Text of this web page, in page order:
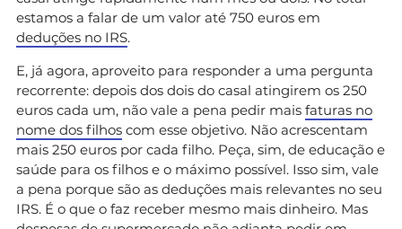
estamos a falar de um valor até 750 euros em
deduções no IRS.
E, já agora, aproveito para responder a uma pergunta
recorrente: depois dos dois do casal atingirem os 250
euros cada um, não vale a pena pedir mais faturas no
nome dos filhos com esse objetivo. Não acrescentam
mais 250 euros por cada filho. Peça, sim, de educação e
saúde para os filhos e o máximo possível. Isso sim, vale
a pena porque são as deduções mais relevantes no seu
IRS. É o que o faz receber mesmo mais dinheiro. Mas